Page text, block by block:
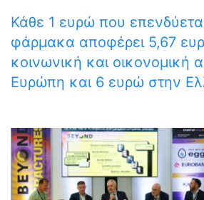
Κάθε 1 ευρώ που
φάρμακα αποφέρει 5,67
κοινωνική και οικονομική
Ευρώπη και 6 ευρώ στην